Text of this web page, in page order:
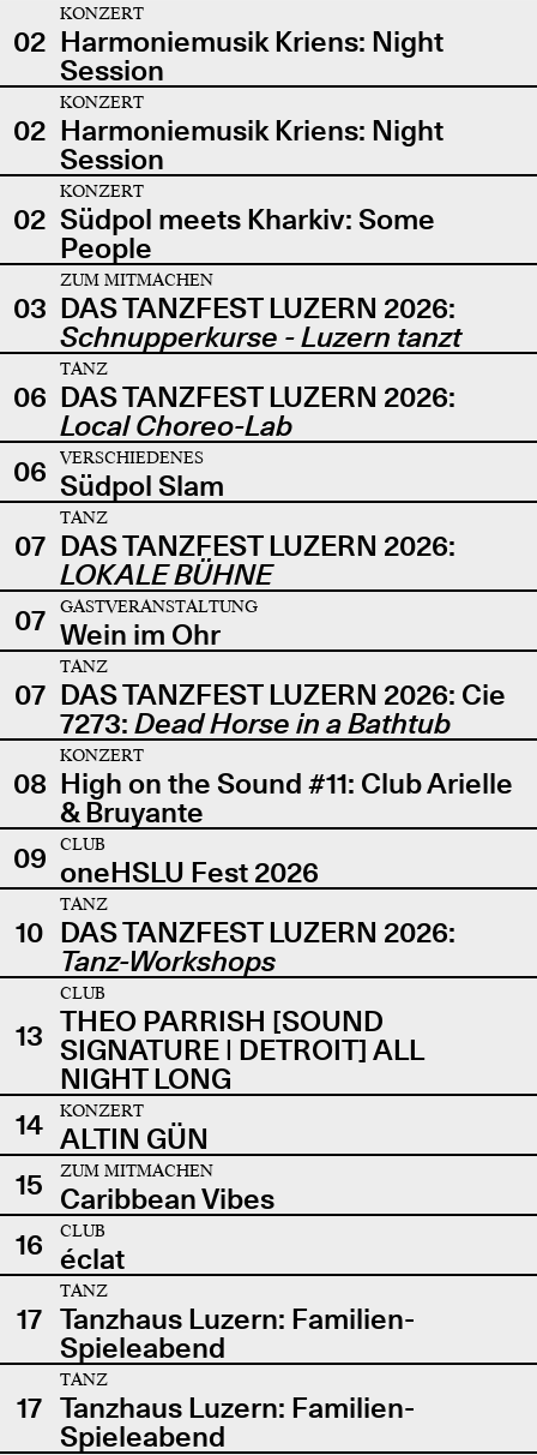
02
KONZERT
Harmoniemusik Kriens: Night
Session
02
KONZERT
Harmoniemusik Kriens: Night
Session
02
KONZERT
Südpol meets Kharkiv: Some
People
03
ZUM MITMACHEN
DAS TANZFEST LUZERN 2026:
Schnupperkurse - Luzern tanzt
06
TANZ
DAS TANZFEST LUZERN 2026:
Local Choreo-Lab
06
VERSCHIEDENES
Südpol Slam
07
TANZ
DAS TANZFEST LUZERN 2026:
LOKALE BÜHNE
07
GASTVERANSTALTUNG
Wein im Ohr
07
TANZ
DAS TANZFEST LUZERN 2026: Cie
7273: Dead Horse in a Bathtub
08
KONZERT
High on the Sound #11: Club Arielle
& Bruyante
09
CLUB
oneHSLU Fest 2026
10
TANZ
DAS TANZFEST LUZERN 2026:
Tanz-Workshops
13
CLUB
THEO PARRISH [SOUND
SIGNATURE | DETROIT] ALL
NIGHT LONG
14
KONZERT
ALTIN GÜN
15
ZUM MITMACHEN
Caribbean Vibes
16
CLUB
éclat
17
TANZ
Tanzhaus Luzern: Familien-
Spieleabend
17
TANZ
Tanzhaus Luzern: Familien-
Spieleabend